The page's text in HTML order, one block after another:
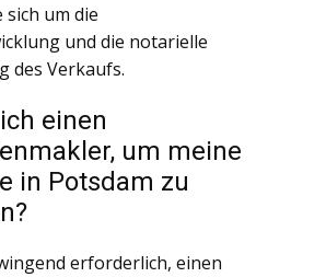
sich um die
und die notarielle
des Verkaufs.
einen
um meine
in Potsdam zu
erforderlich, einen